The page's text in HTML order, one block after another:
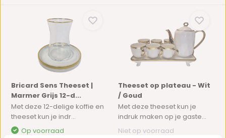
Bricard Sens Theeset |
Marmer Grijs 12-d...
Met deze 12-delige koffie en
theeset kun je indr...
Op voorraad
Theeset op plateau - Wit
/ Goud
Met deze theeset kun je
indruk maken op je gaste...
Niet op voorraad